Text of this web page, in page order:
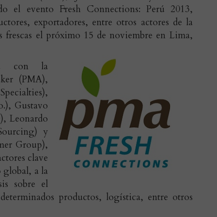
el evento Fresh Connections: Perú 2013,
exportadores, entre otros actores de la
frescas el próximo 15 de noviembre en Lima,
con la
(PMA),
Gustavo
Leonardo
y
Group),
clave
global, a la
sobre el
productos, logística, entre otros